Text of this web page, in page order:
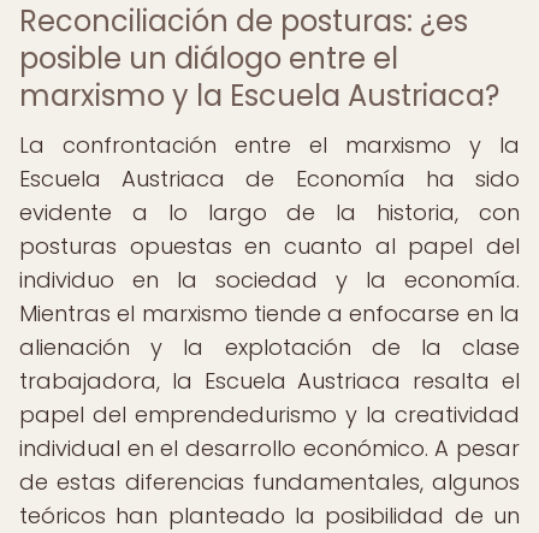
Reconciliación de posturas: ¿es
posible un diálogo entre el
marxismo y la Escuela Austriaca?
La confrontación entre el marxismo y la
Escuela Austriaca de Economía ha sido
evidente a lo largo de la historia, con
posturas opuestas en cuanto al papel del
individuo en la sociedad y la economía.
Mientras el marxismo tiende a enfocarse en la
alienación y la explotación de la clase
trabajadora, la Escuela Austriaca resalta el
papel del emprendedurismo y la creatividad
individual en el desarrollo económico. A pesar
de estas diferencias fundamentales, algunos
teóricos han planteado la posibilidad de un